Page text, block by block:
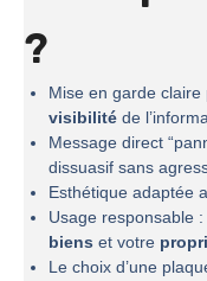
?
Mise en garde
visibilité de
Message direct
dissuasif sans
Esthétique adaptée
Usage responsable
biens et votre
Le choix d’une